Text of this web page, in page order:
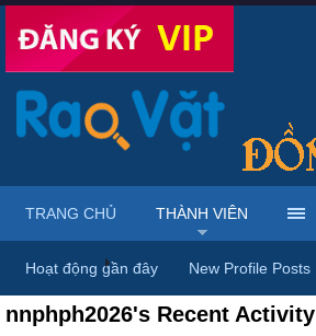
Trang chủ Thành viên
nnphph2026's Recent Activity
TRANG CHỦ THÀNH VIÊN
Hoạt động gần đây New Profile Posts